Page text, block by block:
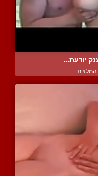
יודעת...